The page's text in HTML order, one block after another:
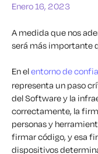
Enero 16, 2023
A medida que nos
será más importante
En elentorno de
representa un paso
del Software y la
correctamente, la
personas y
firmar código, y esa
dispositivos